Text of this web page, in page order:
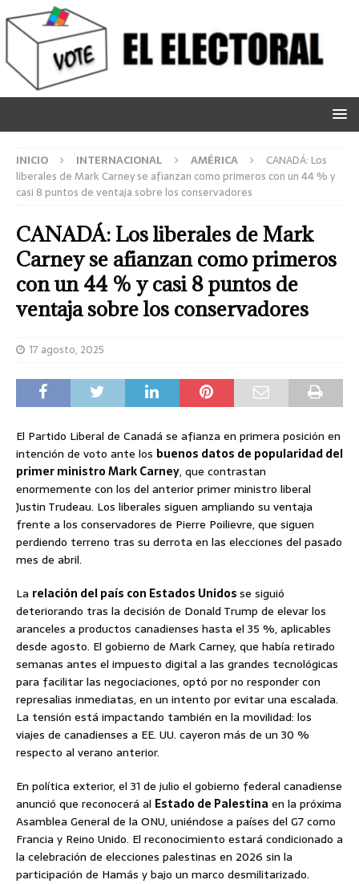
INICIO INTERNACIONAL AMÉRICA
CANADÁ: Los
liberales de Mark Carney se afianzan como primeros con un 44 % y
casi 8 puntos de ventaja sobre los conservadores
CANADÁ: Los liberales de Mark
Carney se afianzan como primeros
con un 44 % y casi 8 puntos de
ventaja sobre los conservadores
17 agosto, 2025
El Partido Liberal de Canadá se afianza en primera posición en
intención de voto ante los buenos datos de popularidad del
primer ministro Mark Carney, que contrastan
enormemente con los del anterior primer ministro liberal
Justin Trudeau. Los liberales siguen ampliando su ventaja
frente a los conservadores de Pierre Poilievre, que siguen
perdiendo terreno tras su derrota en las elecciones del pasado
mes de abril.
La relación del país con Estados Unidosse siguió
deteriorando tras la decisión de Donald Trump de elevar los
aranceles a productos canadienses hasta el 35 %, aplicables
desde agosto. El gobierno de Mark Carney, que había retirado
semanas antes el impuesto digital a las grandes tecnológicas
para facilitar las negociaciones, optó por no responder con
represalias inmediatas, en un intento por evitar una escalada.
La tensión está impactando también en la movilidad: los
viajes de canadienses a EE. UU. cayeron más de un 30 %
respecto al verano anterior.
En política exterior, el 31 de julio el gobierno federal canadiense
anunció que reconocerá al Estado de Palestina en la próxima
Asamblea General de la ONU, uniéndose a países del G7 como
Francia y Reino Unido. El reconocimiento estará condicionado a
la celebración de elecciones palestinas en 2026 sin la
participación de Hamás y bajo un marco desmilitarizado.